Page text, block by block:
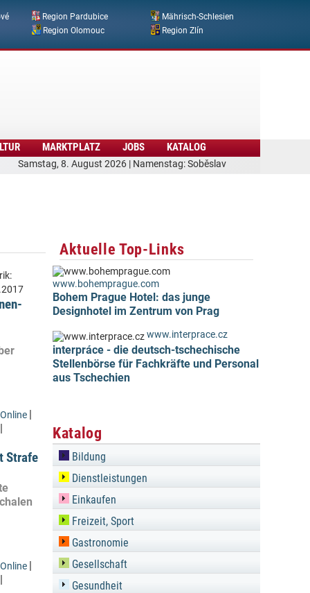
Region Pardubice
Mährisch-Schlesien
Region Olomouc Region Zlín
Samstag, 8. August 2026 | Namenstag: Soběslav
MARKTPLATZ JOBS KATALOG
|
|
Strafe
|
|
Aktuelle Top-Links
www.bohemprague.com
Bohem Prague Hotel: das junge
Designhotel im Zentrum von Prag
www.interprace.cz
interpráce - die deutsch-tschechische
Stellenbörse für Fachkräfte und Personal
aus Tschechien
Katalog
Bildung
Dienstleistungen
Einkaufen
Freizeit, Sport
Gastronomie
Gesellschaft
Gesundheit